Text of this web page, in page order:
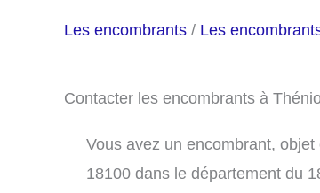
Les encombrants / Les
Contacter les encombrants à
Vous avez un encombrant,
18100 dans le département du